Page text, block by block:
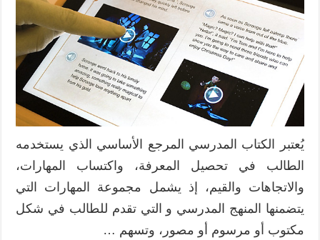
يُعتبر الكتاب المدرسي المرجع الأساسي الذي يستخدمه
الطالب في تحصيل المعرفة، واكتساب المهارات،
والاتجاهات والقيم، إذ يشمل مجموعة المهارات التي
يتضمنها المنهج المدرسي و التي تقدم للطالب في شكل
مكتوب أو مرسوم أو مصور، وتسهم …